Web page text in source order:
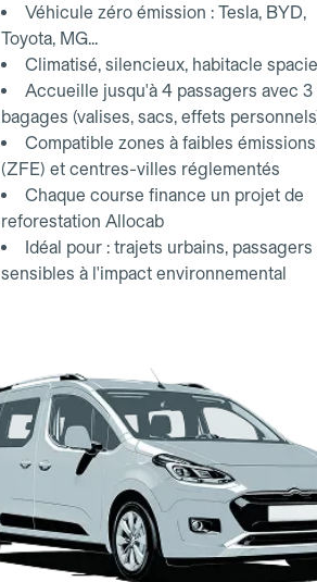
Véhicule zéro émission : Tesla, BYD,
Toyota, MG...
Climatisé, silencieux, habitacle
Accueille jusqu'à 4 passagers avec 3
bagages (valises, sacs, effets
Compatible zones à faibles émissions
(ZFE) et centres-villes réglementés
Chaque course finance un projet de
reforestation Allocab
Idéal pour : trajets urbains, passagers
sensibles à l'impact environnemental